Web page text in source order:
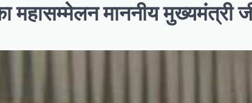
महासम्मेलन माननीय मुख्यमंत्री